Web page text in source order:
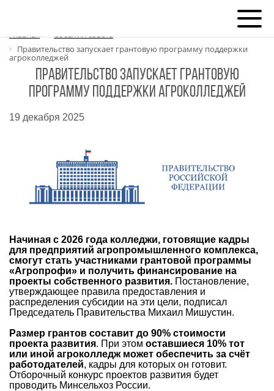
Главная
События совета
Правительство запускает грантовую программу поддержки
агроколледжей
Правительство запускает грантовую
программу поддержки агроколледжей
19 декабря 2025
Начиная с 2026 года колледжи, готовящие кадры
для предприятий агропромышленного комплекса,
смогут стать участниками грантовой программы
«Агропрофи» и получить финансирование на
проекты собственного развития. Постановление,
утверждающее правила предоставления и
распределения субсидии на эти цели, подписал
Председатель Правительства Михаил Мишустин.
Размер грантов составит до 90% стоимости
проекта развития. При этом оставшиеся 10% тот
или иной агроколледж может обеспечить за счёт
работодателей, кадры для которых он готовит.
Отборочный конкурс проектов развития будет
проводить Минсельхоз России.